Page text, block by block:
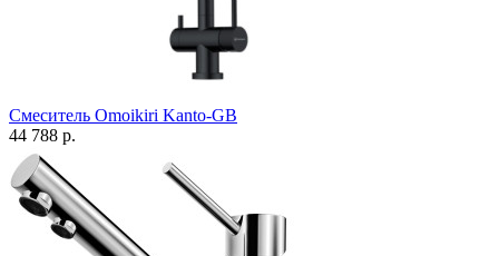
Смеситель Omoikiri Kanto-GB
44 788 р.